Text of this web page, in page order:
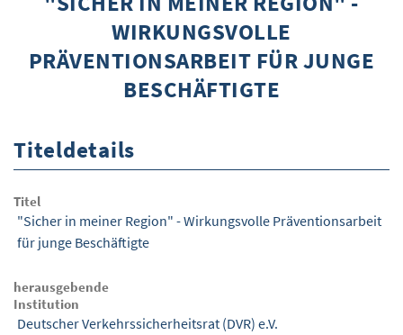
ÜBER WISOM
GUROM - MOBILITÄT SICHER GESTALTEN
NUTZUNGSBEDINGUNGEN
WIRKUNGSVOLLE
PRÄVENTIONSARBEIT FÜR JUNGE
BESCHÄFTIGTE
Titeldetails
Titel
"Sicher in meiner Region" - Wirkungsvolle Präventionsarbeit
für junge Beschäftigte
herausgebende
Institution
Deutscher Verkehrssicherheitsrat (DVR) e.V.